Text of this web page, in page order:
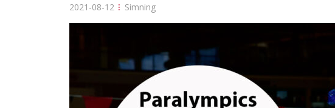
2021-08-12 ⁝ Simning